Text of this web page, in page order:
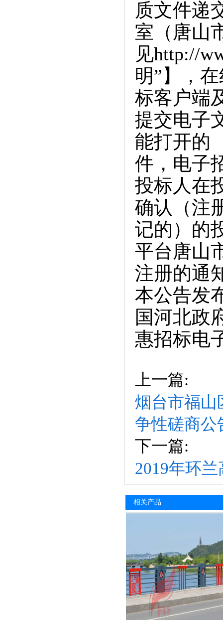
质文件递
室（唐山
见http://
明”】，
标客户端
提交电子
能打开的
件，电子
投标人在
确认（注
记的）的
平台唐山
注册的通
本公告发
国河北政
惠招标电
上一篇:
烟台市福山
争性磋商公
下一篇:
2019年环
相关产品